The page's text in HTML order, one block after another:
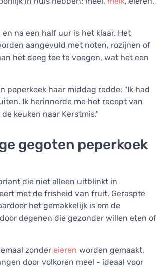
na een half uur is het klaar. Het
aangevuld met noten, rozijnen of
het deeg toe te voegen, wat het een
peperkoek haar middag redde: "Ik had
Ik herinnerde me het recept van
keuken naar Kerstmis."
gegoten peperkoek
die niet alleen uitblinkt in
met de frisheid van fruit. Geraspte
het gemakkelijk is om de
degenen die gezonder willen eten of
zonder eieren worden gemaakt,
door volkoren meel - ideaal voor